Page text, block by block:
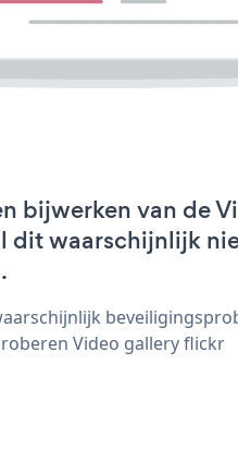
bijwerken van de
dit waarschijnlijk
Video gallery flickr